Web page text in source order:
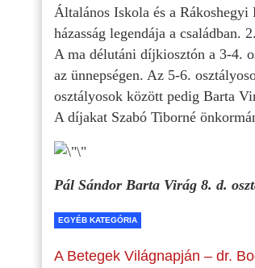
Általános Iskola és a
házasság legendája a
A ma délutáni díjkiosztón a 3-4.
az ünnepségen. Az 5-6.
osztályosok között pedig Barta
A díjakat Szabó Tiborné
Pál Sándor Barta Virág 8. d.
EGYÉB KATEGÓRIA
A Betegek Világnapján – dr.